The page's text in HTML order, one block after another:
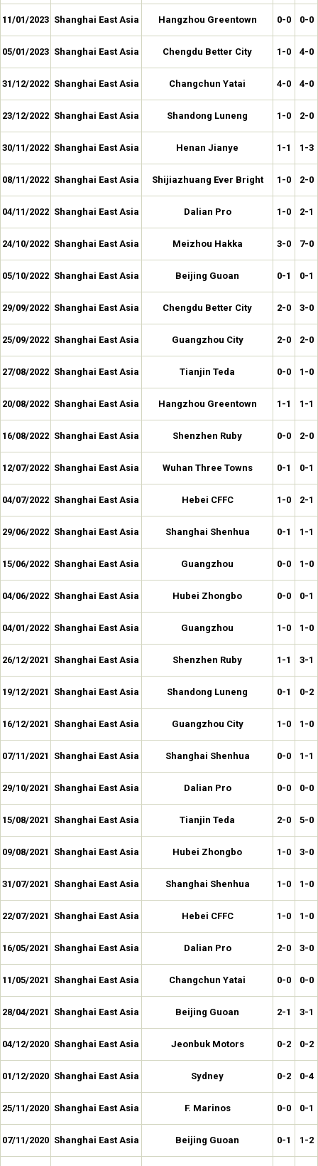
11/01/2023 Shanghai East Asia Hangzhou Greentown 0-0 0-0
05/01/2023 Shanghai East Asia Chengdu Better City 1-0 4-0
31/12/2022 Shanghai East Asia Changchun Yatai 4-0 4-0
23/12/2022 Shanghai East Asia Shandong Luneng 1-0 2-0
30/11/2022 Shanghai East Asia Henan Jianye 1-1 1-3
08/11/2022 Shanghai East Asia Shijiazhuang Ever Bright 1-0 2-0
04/11/2022 Shanghai East Asia Dalian Pro 1-0 2-1
24/10/2022 Shanghai East Asia Meizhou Hakka 3-0 7-0
05/10/2022 Shanghai East Asia Beijing Guoan 0-1 0-1
29/09/2022 Shanghai East Asia Chengdu Better City 2-0 3-0
25/09/2022 Shanghai East Asia Guangzhou City 2-0 2-0
27/08/2022 Shanghai East Asia Tianjin Teda 0-0 1-0
20/08/2022 Shanghai East Asia Hangzhou Greentown 1-1 1-1
16/08/2022 Shanghai East Asia Shenzhen Ruby 0-0 2-0
12/07/2022 Shanghai East Asia Wuhan Three Towns 0-1 0-1
04/07/2022 Shanghai East Asia Hebei CFFC 1-0 2-1
29/06/2022 Shanghai East Asia Shanghai Shenhua 0-1 1-1
15/06/2022 Shanghai East Asia Guangzhou 0-0 1-0
04/06/2022 Shanghai East Asia Hubei Zhongbo 0-0 0-1
04/01/2022 Shanghai East Asia Guangzhou 1-0 1-0
26/12/2021 Shanghai East Asia Shenzhen Ruby 1-1 3-1
19/12/2021 Shanghai East Asia Shandong Luneng 0-1 0-2
16/12/2021 Shanghai East Asia Guangzhou City 1-0 1-0
07/11/2021 Shanghai East Asia Shanghai Shenhua 0-0 1-1
29/10/2021 Shanghai East Asia Dalian Pro 0-0 0-0
15/08/2021 Shanghai East Asia Tianjin Teda 2-0 5-0
09/08/2021 Shanghai East Asia Hubei Zhongbo 1-0 3-0
31/07/2021 Shanghai East Asia Shanghai Shenhua 1-0 1-0
22/07/2021 Shanghai East Asia Hebei CFFC 1-0 1-0
16/05/2021 Shanghai East Asia Dalian Pro 2-0 3-0
11/05/2021 Shanghai East Asia Changchun Yatai 0-0 0-0
28/04/2021 Shanghai East Asia Beijing Guoan 2-1 3-1
04/12/2020 Shanghai East Asia Jeonbuk Motors 0-2 0-2
01/12/2020 Shanghai East Asia Sydney 0-2 0-4
25/11/2020 Shanghai East Asia F. Marinos 0-0 0-1
07/11/2020 Shanghai East Asia Beijing Guoan 0-1 1-2